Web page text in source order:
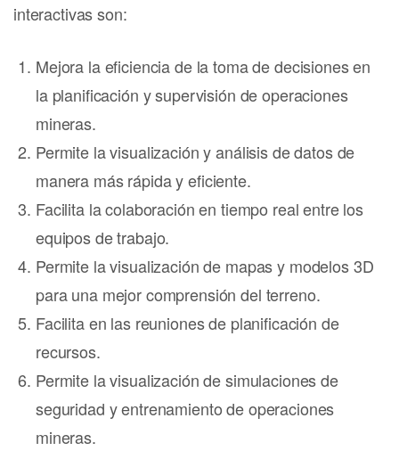
interactivas son:
Mejora la eficiencia de la toma de decisiones en
la planificación y supervisión de operaciones
mineras.
Permite la visualización y análisis de datos de
manera más rápida y eficiente.
Facilita la colaboración en tiempo real entre los
equipos de trabajo.
Permite la visualización de mapas y modelos 3D
para una mejor comprensión del terreno.
Facilita en las reuniones de planificación de
recursos.
Permite la visualización de simulaciones de
seguridad y entrenamiento de operaciones
mineras.